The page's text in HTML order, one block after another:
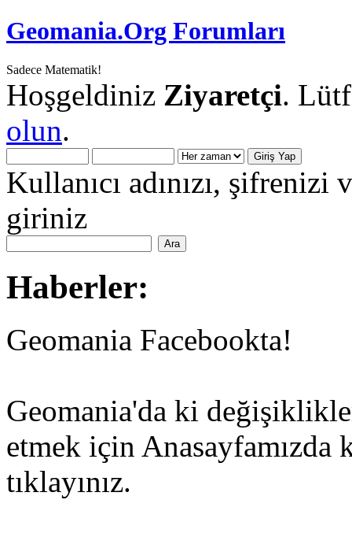
Geomania.Org Forumları
Sadece Matematik!
Hoşgeldiniz Ziyaretçi.
olun.
Kullanıcı adınızı,
giriniz
Haberler:
Geomania Facebookta!
Geomania'da ki
etmek için
tıklayınız.